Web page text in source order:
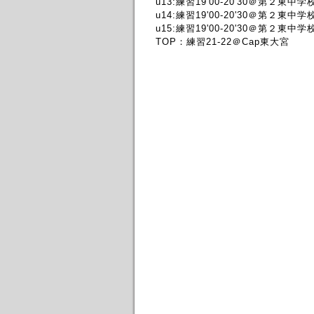
u14:練習19'00-20'30＠第２東中学
u15:練習19'00-20'30＠第２東中学
TOP：練習21-22＠Cap東大宮